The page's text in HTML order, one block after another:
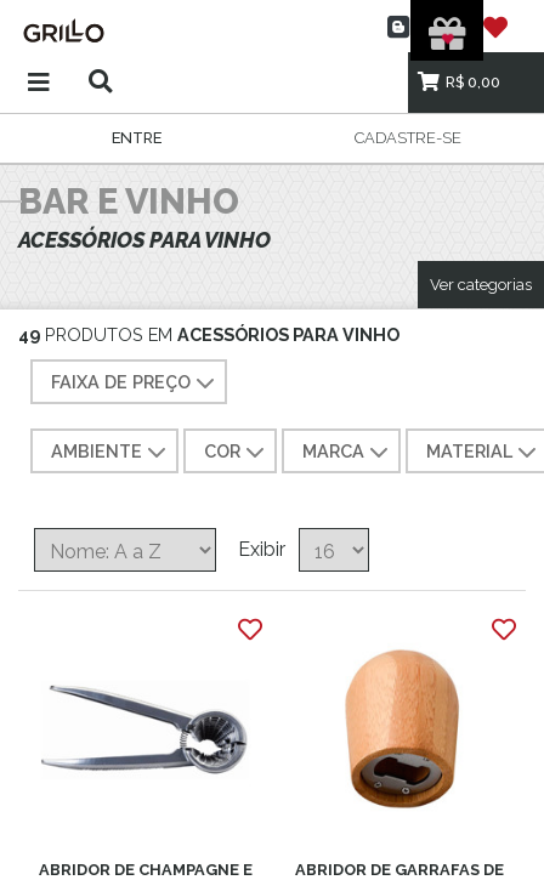
R$ 0,00
ENTRE CADASTRE-SE
BAR E VINHO
ACESSÓRIOS PARA VINHO
Ver categorias
49 PRODUTOS EM ACESSÓRIOS PARA VINHO
FAIXA DE PREÇO
AMBIENTE COR MARCA MATERIAL
Exibir
ABRIDOR DE CHAMPAGNE E
ABRIDOR DE GARRAFAS DE